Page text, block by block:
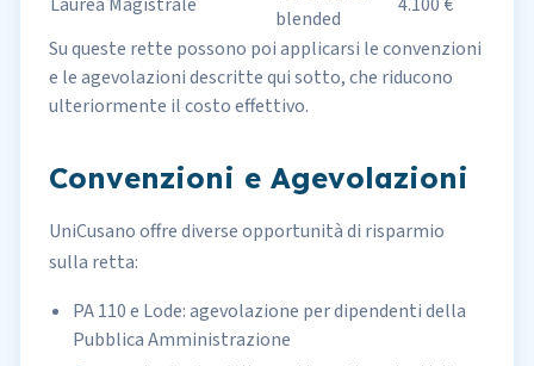
blended
Su queste rette possono poi applicarsi le convenzioni
e le agevolazioni descritte qui sotto, che riducono
ulteriormente il costo effettivo.
Convenzioni e Agevolazioni
UniCusano offre diverse opportunità di risparmio
sulla retta:
PA 110 e Lode: agevolazione per dipendenti della
Pubblica Amministrazione